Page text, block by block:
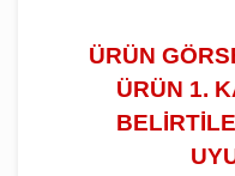
ÜRÜN
ÜRÜN 1.